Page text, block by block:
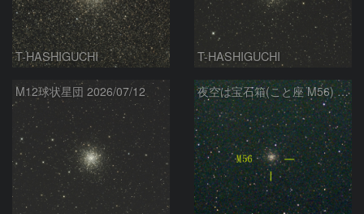
T-HASHIGUCHI T-HASHIGUCHI
M12球状星団 2026/07/12 夜空は宝石箱(こと座 M56) Seestar50